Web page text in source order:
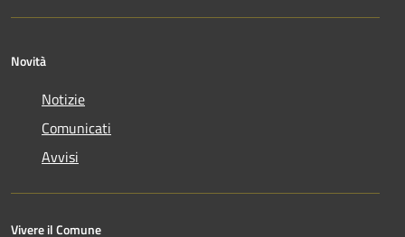
Novità
Notizie
Comunicati
Avvisi
Vivere il Comune